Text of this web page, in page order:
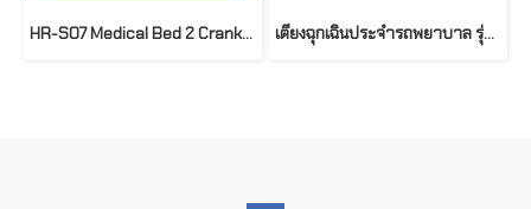
HR-S07 Medical Bed 2 Cranks | เตียงผู้ป่วยมือหมุน 2 ไกร์ รุ่น HR-S07 พร้อมที่นอน 4 ตอน เตียงฉุกเฉินประจำรถพยาบาล รุ่น SKB039(D) ยี่ห้อ SAIKANG